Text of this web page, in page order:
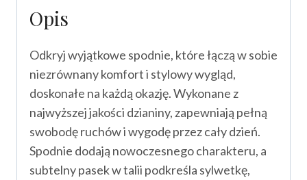
Opis
Odkryj wyjątkowe spodnie, które łączą w sobie
niezrównany komfort i stylowy wygląd,
doskonałe na każdą okazję. Wykonane z
najwyższej jakości dzianiny, zapewniają pełną
swobodę ruchów i wygodę przez cały dzień.
Spodnie dodają nowoczesnego charakteru, a
subtelny pasek w talii podkreśla sylwetkę,